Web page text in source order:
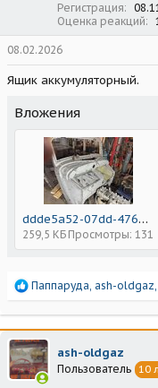
Регистрация
Оценка реакций
08.02.2026
Ящик аккумуляторный.
Вложения
ddde5a52-07dd-476e-9265-355f2782ab0b.jpeg
259,5 КБ Просмотры: 131
Р
а
к
ц
и
и
Паппаруда, ash-oldgaz,
ash-oldgaz
Пользователь 10